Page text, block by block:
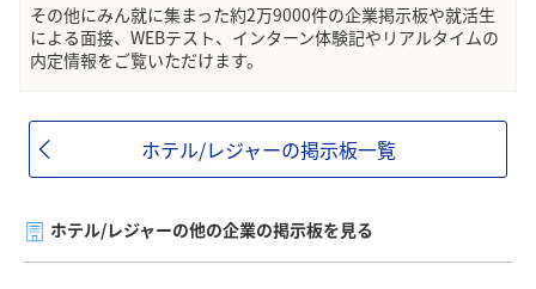
その他にみん就に集まった約2万9000件の企業掲示板や就活生
による面接、WEBテスト、インターン体験記やリアルタイムの
内定情報をご覧いただけます。
ホテル/レジャーの掲示板一覧
ホテル/レジャーの他の企業の掲示板を見る